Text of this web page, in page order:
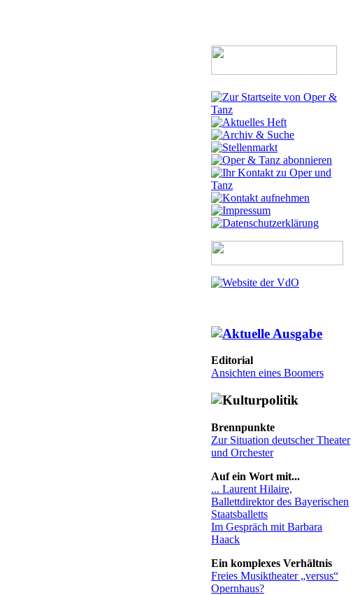
Editorial
Ansichten eines Boomers
Brennpunkte
Zur Situation deutscher Theater
und Orchester
Auf ein Wort mit...
... Laurent Hilaire,
Ballettdirektor des Bayerischen
Staatsballetts
Im Gespräch mit Barbara
Haack
Ein komplexes Verhältnis
Freies Musiktheater „versus“
Opernhaus?